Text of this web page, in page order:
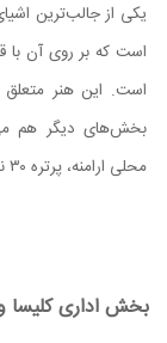
است که بر روی آن با
است. این هنر متعلق
بخش‌های دیگر هم
محلی ارامنه، پرتره ۳۰ نفر از نامداران محله جلفا و... را مشاهده کنید.
بخش اداری کلیسا